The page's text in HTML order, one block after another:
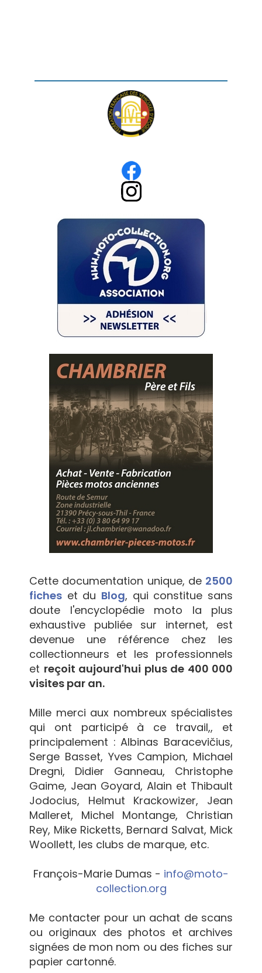
Cette documentation unique, de 2500
fiches et du Blog, qui constitue sans
doute l'encyclopédie moto la plus
exhaustive publiée sur internet, est
devenue une référence chez les
collectionneurs et les professionnels
et reçoit aujourd'hui plus de 400 000
visites par an.
Mille merci aux nombreux spécialistes
qui ont participé à ce travail,, et
principalement : Albinas Baracevičius,
Serge Basset, Yves Campion, Michael
Dregni, Didier Ganneau, Christophe
Gaime, Jean Goyard, Alain et Thibault
Jodocius, Helmut Krackowizer, Jean
Malleret, Michel Montange, Christian
Rey, Mike Ricketts, Bernard Salvat, Mick
Woollett, les clubs de marque, etc.
François-Marie Dumas - info@moto-
collection.org
Me contacter pour un achat de scans
ou originaux des photos et archives
signées de mon nom ou des fiches sur
papier cartonné.